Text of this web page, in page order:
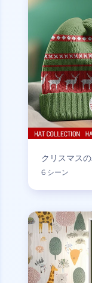
クリスマス
6 シーン